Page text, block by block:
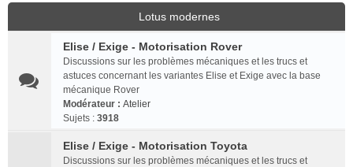
Lotus modernes
Elise / Exige - Motorisation Rover
Discussions sur les problèmes mécaniques et les trucs et
astuces concernant les variantes Elise et Exige avec la base
mécanique Rover
Modérateur : Atelier
Sujets : 3918
Elise / Exige - Motorisation Toyota
Discussions sur les problèmes mécaniques et les trucs et